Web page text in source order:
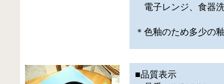
電子レンジ、食器
＊色釉のため多少の
■品質表示